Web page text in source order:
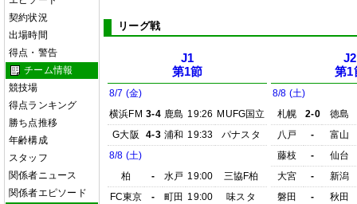
契約状況
出場時間
得点・警告
チーム情報
競技場
得点ランキング
勝ち点推移
年齢構成
スタッフ
関係者ニュース
関係者エピソード
リーグ戦
J1
第1節
8/7 (金)
横浜FM 3-4 鹿島 19:26 MUFG国立
G大阪
4-3 浦和 19:33
パナスタ
8/8 (土)
柏
- 水戸 19:00
三協F柏
FC東京
- 町田 19:00
味スタ
J2
第1
8/8 (土)
札幌
2-0
徳島
八戸
-
富山
藤枝
-
仙台
大宮
-
新潟
磐田
-
秋田